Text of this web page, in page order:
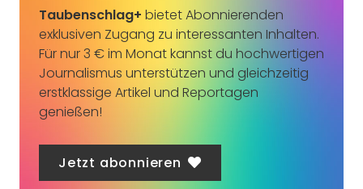
Taubenschlag+ bietet Abonnierenden
exklusiven Zugang zu interessanten Inhalten.
Für nur 3 € im Monat kannst du hochwertigen
Journalismus unterstützen und gleichzeitig
erstklassige Artikel und Reportagen
genießen!
Jetzt abonnieren